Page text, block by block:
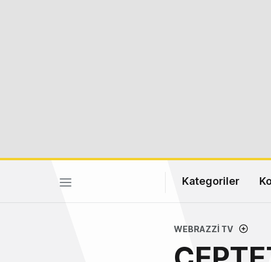
Kategoriler
WEBRAZZI TV